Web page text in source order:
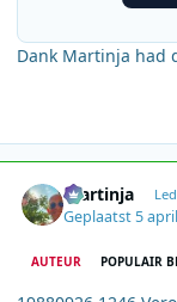
Dank Martinja had
martinja
Geplaatst 5
AUTEUR POPULAIR